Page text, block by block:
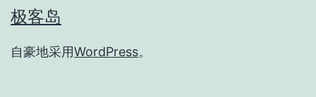
极客岛
自豪地采用WordPress。